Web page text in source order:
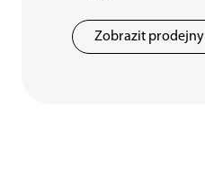
Zobrazit prodejny